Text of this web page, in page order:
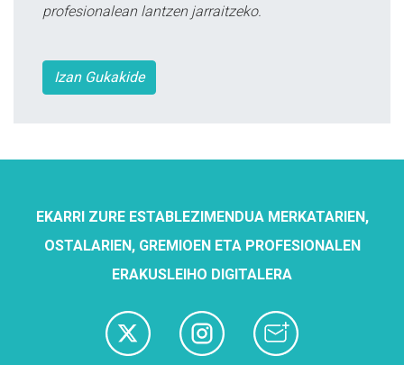
profesionalean lantzen jarraitzeko.
Izan Gukakide
EKARRI ZURE ESTABLEZIMENDUA MERKATARIEN,
OSTALARIEN, GREMIOEN ETA PROFESIONALEN
ERAKUSLEIHO DIGITALERA